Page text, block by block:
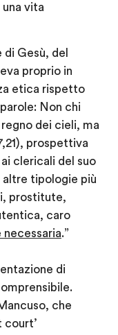
vita
di Gesù, del
proprio in
etica rispetto
Non chi
dei cieli, ma
prospettiva
clericali del suo
tipologie più
prostitute,
caro
necessaria.”
di
che
court’